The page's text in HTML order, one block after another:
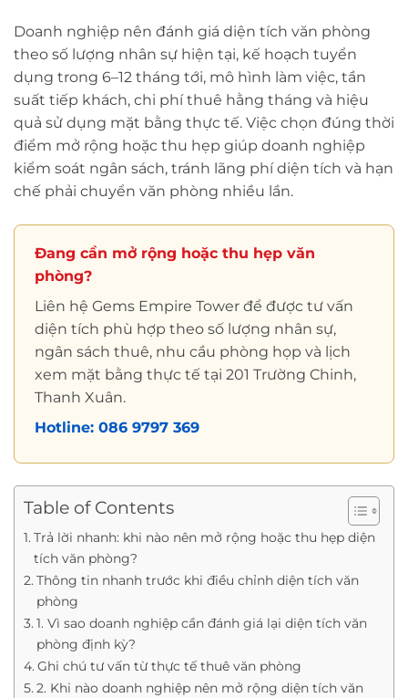
Doanh nghiệp nên đánh giá diện tích văn phòng
theo số lượng nhân sự hiện tại, kế hoạch tuyển
dụng trong 6–12 tháng tới, mô hình làm việc, tần
suất tiếp khách, chi phí thuê hằng tháng và hiệu
quả sử dụng mặt bằng thực tế. Việc chọn đúng thời
điểm mở rộng hoặc thu hẹp giúp doanh nghiệp
kiểm soát ngân sách, tránh lãng phí diện tích và hạn
chế phải chuyển văn phòng nhiều lần.
Đang cần mở rộng hoặc thu hẹp văn
phòng?
Liên hệ Gems Empire Tower để được tư vấn
diện tích phù hợp theo số lượng nhân sự,
ngân sách thuê, nhu cầu phòng họp và lịch
xem mặt bằng thực tế tại 201 Trường Chinh,
Thanh Xuân.
Hotline: 086 9797 369
Table of Contents
Trả lời nhanh: khi nào nên mở rộng hoặc thu hẹp diện
tích văn phòng?
Thông tin nhanh trước khi điều chỉnh diện tích văn
phòng
1. Vì sao doanh nghiệp cần đánh giá lại diện tích văn
phòng định kỳ?
Ghi chú tư vấn từ thực tế thuê văn phòng
2. Khi nào doanh nghiệp nên mở rộng diện tích văn